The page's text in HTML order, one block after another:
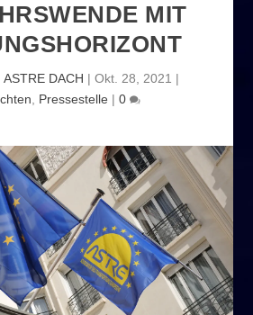
MIT
ASTRE DACH | Okt. 28, 2021 |
Pressestelle | 0